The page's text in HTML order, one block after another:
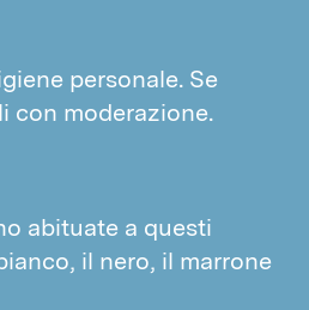
nascondigli
per tignole
personale. Se
con moderazione.
abituate a questi
il nero, il marrone